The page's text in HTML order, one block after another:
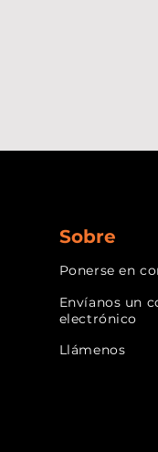
Sobre
Ponerse en
Envíanos un
electrónico
Llámenos